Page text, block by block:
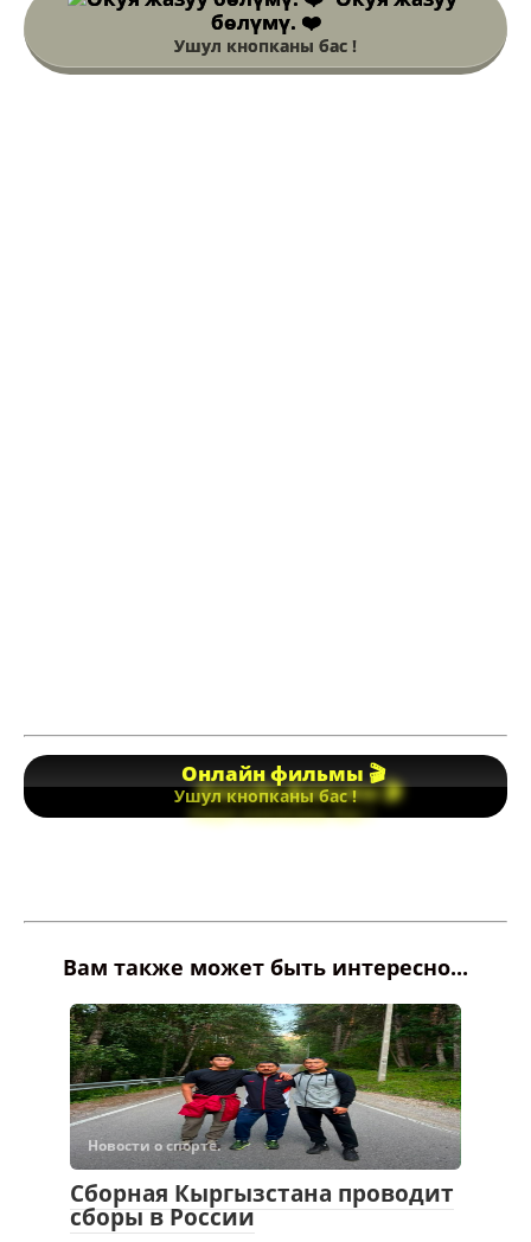
бөлүмү. ❤️
Ушул кнопканы бас !
Онлайн фильмы 🎬
Ушул кнопканы бас !
Вам также может быть интересно...
Новости о спорте.
Сборная Кыргызстана проводит
сборы в России